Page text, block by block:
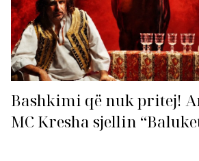
Bashkimi që nuk pritej!
MC Kresha sjellin